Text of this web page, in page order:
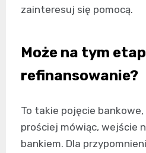
zainteresuj się pomocą.
Może na tym
refinansowanie?
To takie pojęcie
prościej mówiąc, wejście
bankiem. Dla